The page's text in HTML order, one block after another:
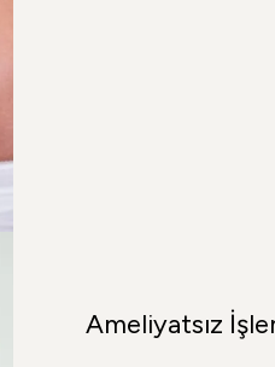
Ameliyatsız